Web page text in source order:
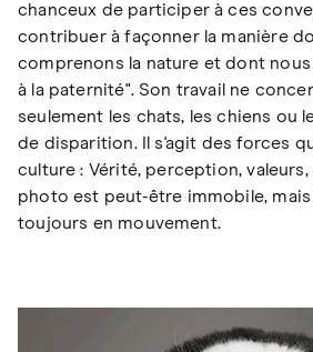
chanceux de participer à ces
contribuer à façonner la manière
comprenons la nature et dont nous
à la paternité". Son travail ne
seulement les chats, les chiens ou
de disparition. Il s'agit des forces
culture : Vérité, perception,
photo est peut-être immobile,
toujours en mouvement.